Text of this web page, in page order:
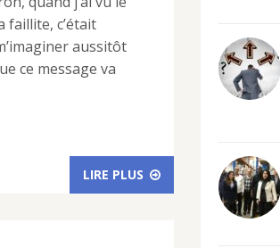
faillite, c’était
aussitôt
ce message va
LIRE PLUS